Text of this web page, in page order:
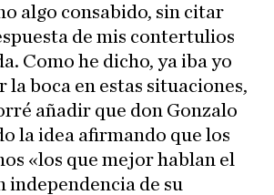
algo consabido, sin citar
de mis contertulios
Como he dicho, ya iba yo
la boca en estas situaciones,
añadir que don Gonzalo
la idea afirmando que los
«los que mejor hablan el
independencia de su